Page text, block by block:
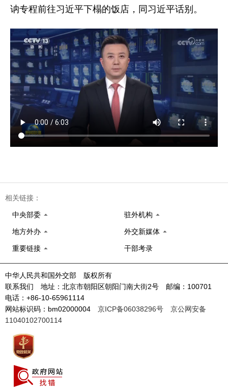
讷专程前往习近平下榻的饭店，同习近平话别。
相关链接：
中央部委 驻外机构
地方外办 外交新媒体
重要链接 干部考录
中华人民共和国外交部 版权所有
联系我们 地址：北京市朝阳区朝阳门南大街2号 邮编：100701
电话：+86-10-65961114
网站标识码：bm02000004 京ICP备06038296号
京公网安备
11040102700114